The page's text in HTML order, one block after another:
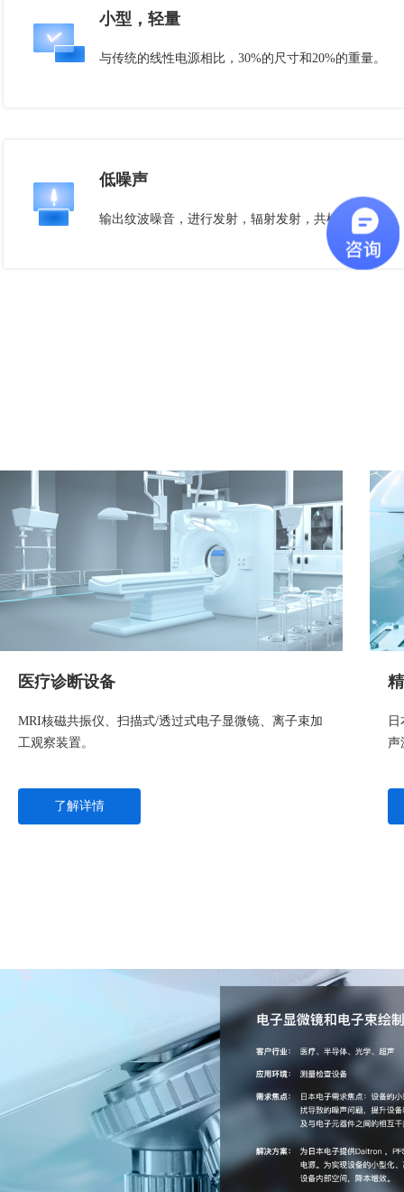
小型，轻量
与传统的线性电源相比，30%的尺寸和20%的重量。
低噪声
输出纹波噪音，进行发射，辐射发射，共模噪声。
医疗诊断设备
MRI核磁共振仪、扫描式/透过式电子显微镜、离子束加
工观察装置。
了解详情
声